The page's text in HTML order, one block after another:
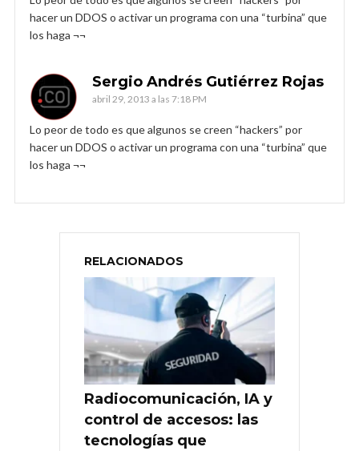
hacer un DDOS o activar un programa con una “turbina” que
los haga ¬¬
Sergio Andrés Gutiérrez Rojas
abril 29, 2013 a las 7:18 PM
Lo peor de todo es que algunos se creen “hackers” por
hacer un DDOS o activar un programa con una “turbina” que
los haga ¬¬
RELACIONADOS
Radiocomunicación, IA y
control de accesos: las
tecnologías que